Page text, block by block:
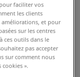
faciliter vos
les clients
et pour
sur les centres
ces outils dans le
pas accepter
sur comment nous
».